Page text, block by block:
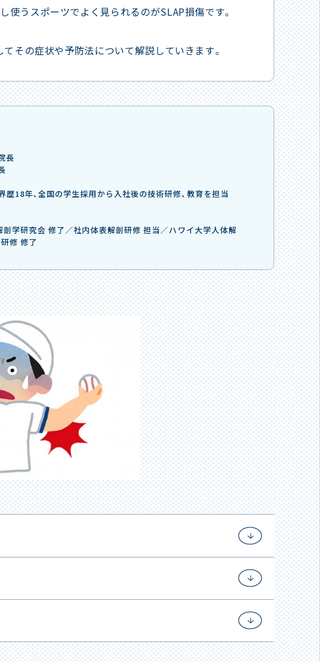
使うスポーツでよく見られるのがSLAP損傷です。
その症状や予防法について解説していきます。
長
18年、全国の学生採用から入社後の技術研修、教育を担当
学研究会 修了／社内体表解剖研修 担当／ハワイ大学人体解
修 修了